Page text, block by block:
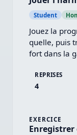
Student
Jouez la
quelle, puis
fort dans la
REPRISES
4
EXERCICE